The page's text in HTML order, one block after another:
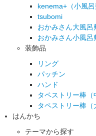
kenema+（小風呂
tsubomi
おかみさん大風呂
おかみさん小風呂
装飾品
リング
パッチン
ハンド
タペストリー棒（
タペストリー棒（
はんかち
テーマから探す